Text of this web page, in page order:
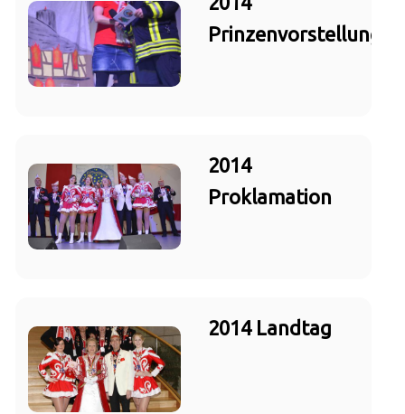
Prinzenvorstellung
2014
Proklamation
2014 Landtag